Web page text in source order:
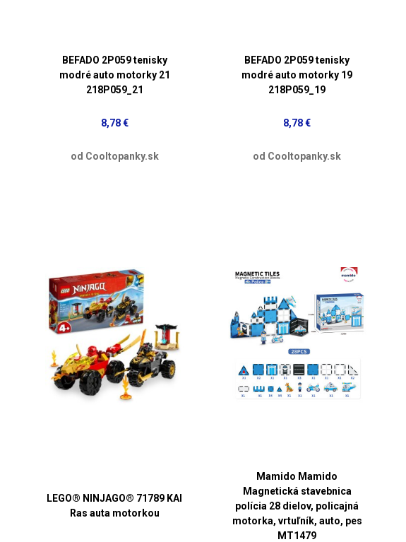
BEFADO 2P059 tenisky
modré auto motorky 21
218P059_21
8,78 €
od Cooltopanky.sk
BEFADO 2P059 tenisky
modré auto motorky 19
218P059_19
8,78 €
od Cooltopanky.sk
LEGO® NINJAGO® 71789 KAI
Ras auta motorkou
Mamido Mamido
Magnetická stavebnica
polícia 28 dielov, policajná
motorka, vrtuľník, auto, pes
MT1479